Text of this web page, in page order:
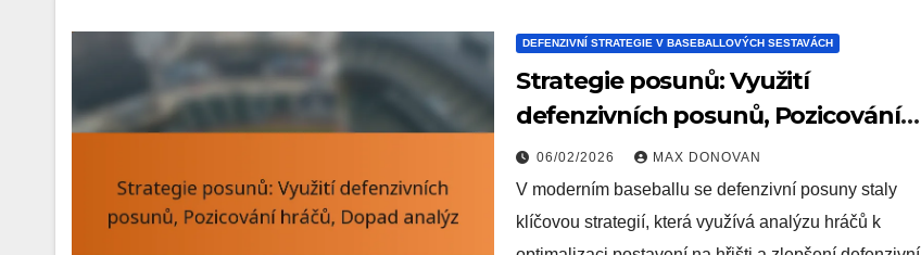
DEFENZIVNÍ STRATEGIE V BASEBALLOVÝCH SESTAVÁCH
Strategie posunů: Využití
defenzivních posunů, Pozicování
hráčů, Dopad analýz
06/02/2026 MAX DONOVAN
V moderním baseballu se defenzivní posuny staly
klíčovou strategií, která využívá analýzu hráčů k